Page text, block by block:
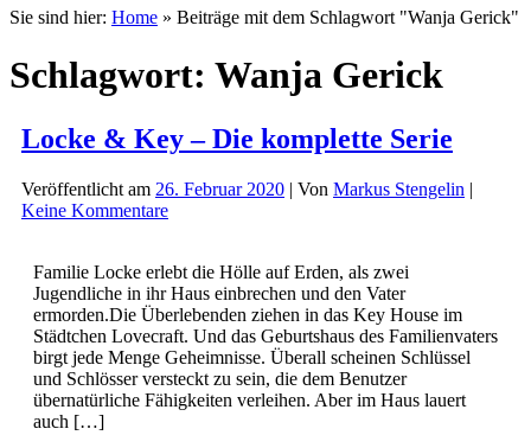
Sie sind hier: Home » Beiträge mit dem Schlagwort "Wanja Gerick"
Schlagwort: Wanja Gerick
Locke & Key – Die komplette Serie
Veröffentlicht am 26. Februar 2020 | Von Markus Stengelin |
Keine Kommentare
Familie Locke erlebt die Hölle auf Erden, als zwei
Jugendliche in ihr Haus einbrechen und den Vater
ermorden.Die Überlebenden ziehen in das Key House im
Städtchen Lovecraft. Und das Geburtshaus des Familienvaters
birgt jede Menge Geheimnisse. Überall scheinen Schlüssel
und Schlösser versteckt zu sein, die dem Benutzer
übernatürliche Fähigkeiten verleihen. Aber im Haus lauert
auch […]